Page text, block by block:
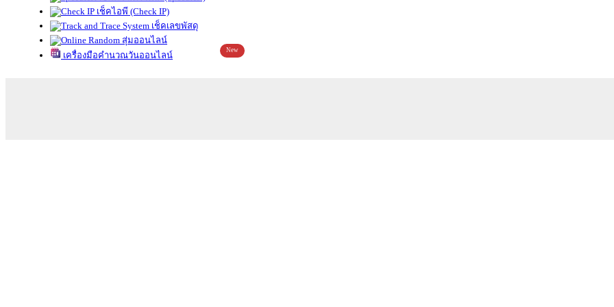
เช็คไอพี (Check IP)
เช็คเลขพัสดุ
สุ่มออนไลน์
เครื่องมือคำนวณวันออนไลน์
New